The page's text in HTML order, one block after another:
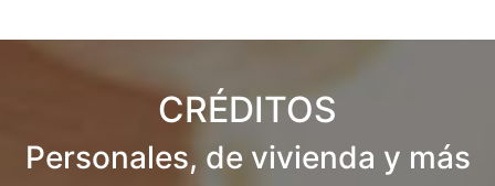
CRÉDITOS
Personales, de vivienda y más